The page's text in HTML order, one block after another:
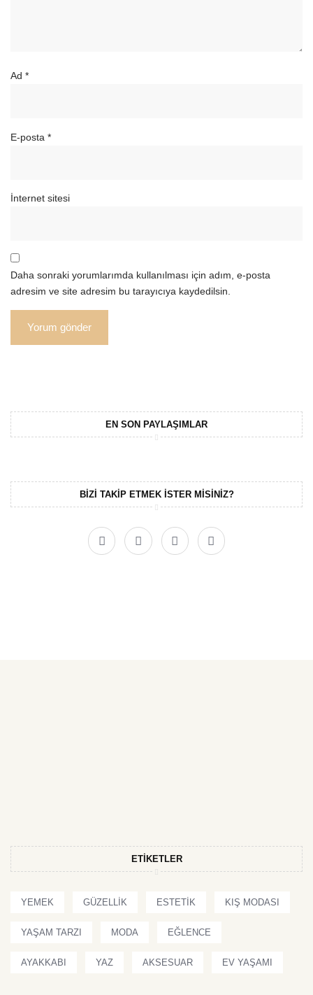
Ad *
E-posta *
İnternet sitesi
Daha sonraki yorumlarımda kullanılması için adım, e-posta
adresim ve site adresim bu tarayıcıya kaydedilsin.
EN SON PAYLAŞIMLAR
BIZI TAKIP ETMEK ISTER MISINIZ?
ETIKETLER
YEMEK GÜZELLIK ESTETIK KIŞ MODASI
YAŞAM TARZI MODA EĞLENCE
AYAKKABI YAZ AKSESUAR EV YAŞAMI